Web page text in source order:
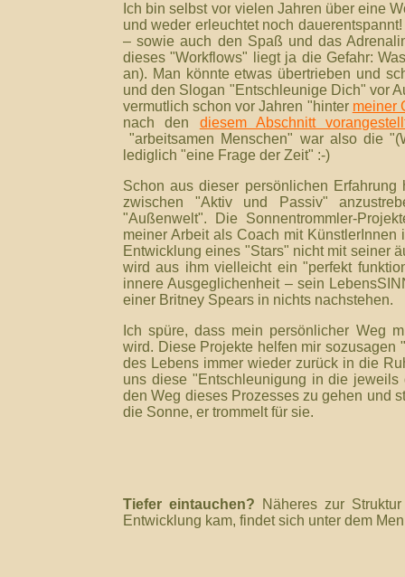
Ich bin selbst vor vielen Jahren über eine
und weder erleuchtet noch
– sowie auch den Spaß und das
dieses "Workflows" liegt ja die Gefahr:
an). Man könnte etwas übertrieben und
und den Slogan "Entschleunige Dich" vor
vermutlich schon vor Jahren "hinter meiner
nach den diesem Abschnitt
"arbeitsamen Menschen" war also die
lediglich "eine Frage der Zeit" :-)
Schon aus dieser persönlichen
zwischen "Aktiv und Passiv"
"Außenwelt". Die Sonnentrommler-
meiner Arbeit als Coach mit
Entwicklung eines "Stars" nicht mit seiner
wird aus ihm vielleicht ein "perfekt
innere Ausgeglichenheit – sein
einer Britney Spears in nichts nachstehen.
Ich spüre, dass mein persönlicher Weg
wird. Diese Projekte helfen mir sozusagen
des Lebens immer wieder zurück in die
uns diese "Entschleunigung in die
den Weg dieses Prozesses zu gehen und
die Sonne, er trommelt für sie.
Tiefer eintauchen? Näheres zur
Entwicklung kam, findet sich unter dem